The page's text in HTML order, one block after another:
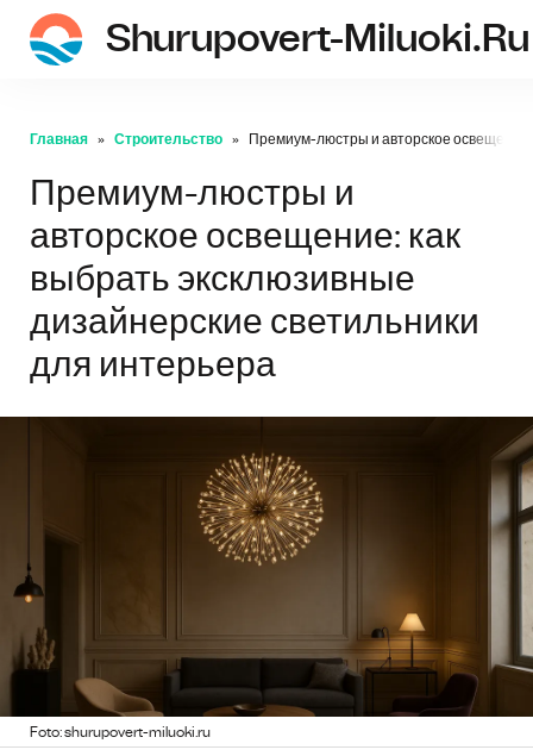
Shurupovert-Miluoki.ru
Главная Строительство Премиум-люстры и авторское освещение:
Премиум-люстры и
авторское освещение: как
выбрать эксклюзивные
дизайнерские светильники
для интерьера
Foto: shurupovert-miluoki.ru